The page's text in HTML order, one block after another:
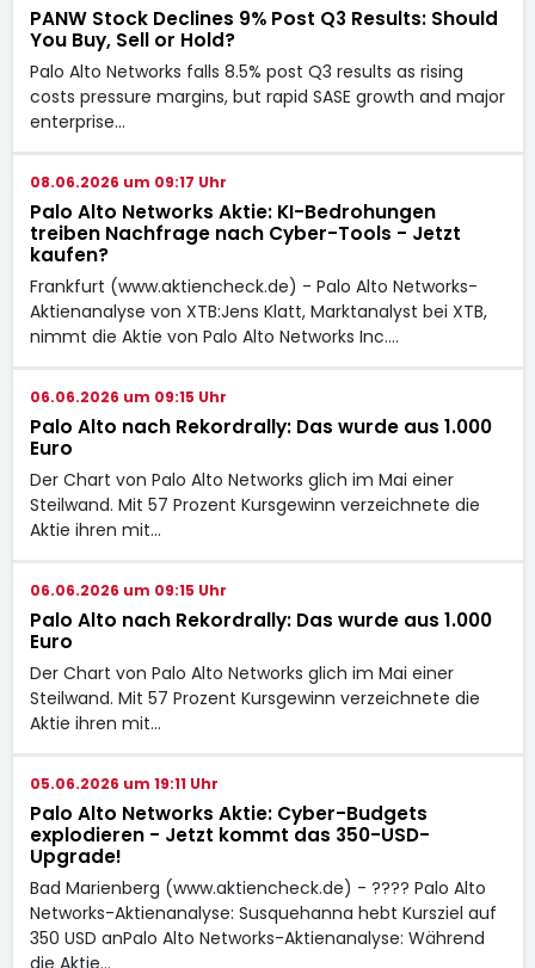
PANW Stock Declines 9% Post Q3 Results: Should
You Buy, Sell or Hold?
Palo Alto Networks falls 8.5% post Q3 results as rising
costs pressure margins, but rapid SASE growth and major
enterprise…
08.06.2026 um 09:17 Uhr
Palo Alto Networks Aktie: KI-Bedrohungen
treiben Nachfrage nach Cyber-Tools - Jetzt
kaufen?
Frankfurt (www.aktiencheck.de) - Palo Alto Networks-
Aktienanalyse von XTB:Jens Klatt, Marktanalyst bei XTB,
nimmt die Aktie von Palo Alto Networks Inc.…
06.06.2026 um 09:15 Uhr
Palo Alto nach Rekordrally: Das wurde aus 1.000
Euro
Der Chart von Palo Alto Networks glich im Mai einer
Steilwand. Mit 57 Prozent Kursgewinn verzeichnete die
Aktie ihren mit…
06.06.2026 um 09:15 Uhr
Palo Alto nach Rekordrally: Das wurde aus 1.000
Euro
Der Chart von Palo Alto Networks glich im Mai einer
Steilwand. Mit 57 Prozent Kursgewinn verzeichnete die
Aktie ihren mit…
05.06.2026 um 19:11 Uhr
Palo Alto Networks Aktie: Cyber-Budgets
explodieren - Jetzt kommt das 350-USD-
Upgrade!
Bad Marienberg (www.aktiencheck.de) - ???? Palo Alto
Networks-Aktienanalyse: Susquehanna hebt Kursziel auf
350 USD anPalo Alto Networks-Aktienanalyse: Während
die Aktie…